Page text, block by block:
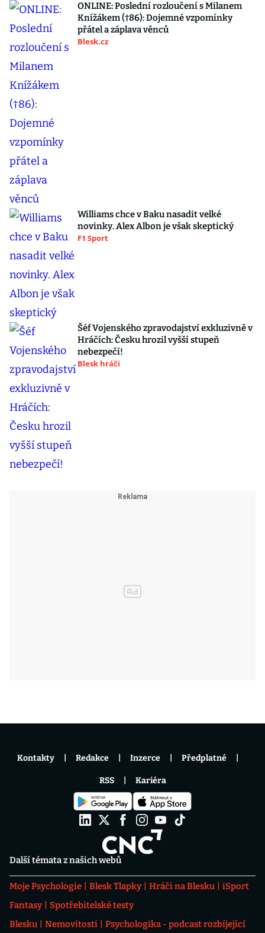
ONLINE: Poslední rozloučení s Milanem
Knížákem (†86): Dojemné vzpomínky
přátel a záplava věnců
Blesk.cz
Williams chce v Baku nasadit velké
novinky. Alex Albon je však skeptický
F1 Sport
Šéf Vojenského zpravodajství exkluzivně v
Hráčích: Česku hrozil vyšší stupeň
nebezpečí!
Blesk hráči
Další témata z našich webů
Moje Psychologie Blesk Tlapky Hráči na Blesku
iSport
Fantasy
Spotřebitelské testy
Blesku
Nemovitosti
Psychologika - podcast rozbíjející
Kontakty Redakce Inzerce Předplatné
RSS Kariéra